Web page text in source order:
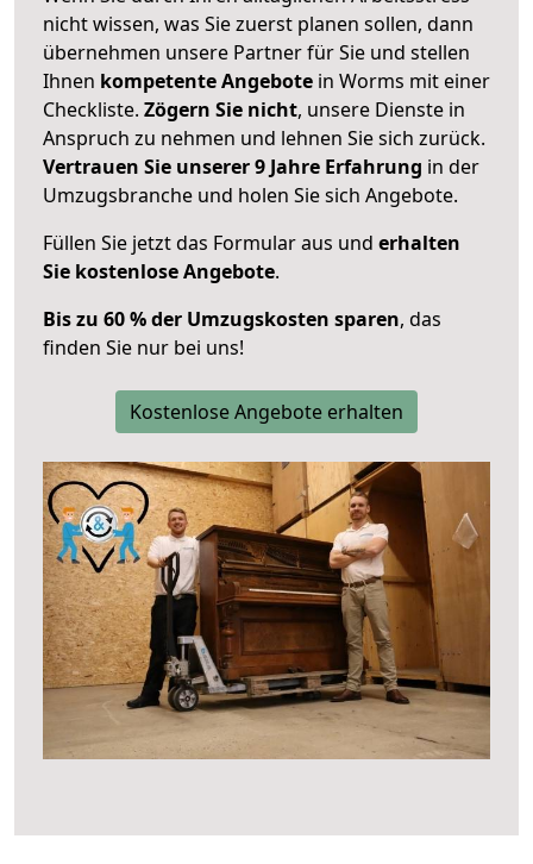
nicht wissen, was Sie zuerst planen sollen, dann
übernehmen unsere Partner für Sie und stellen
Ihnen kompetente Angebote in Worms mit einer
Checkliste. Zögern Sie nicht, unsere Dienste in
Anspruch zu nehmen und lehnen Sie sich zurück.
Vertrauen Sie unserer 9 Jahre Erfahrung in der
Umzugsbranche und holen Sie sich Angebote.
Füllen Sie jetzt das Formular aus und erhalten
Sie kostenlose Angebote.
Bis zu 60 % der Umzugskosten sparen, das
finden Sie nur bei uns!
Kostenlose Angebote erhalten